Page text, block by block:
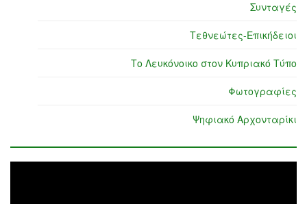
Συνταγές
Τεθνεώτες-Επικήδειοι
Το Λευκόνοικο στον Κυπριακό Τύπο
Φωτογραφίες
Ψηφιακό Αρχονταρίκι